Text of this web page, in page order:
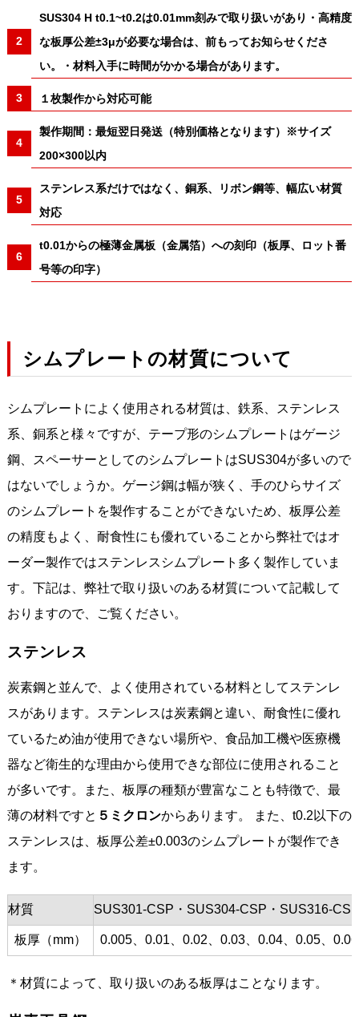
SUS304 H t0.1~t0.2は0.01mm刻みで取り扱いがあり・高精度
な板厚公差±3μが必要な場合は、前もってお知らせくださ
い。・材料入手に時間がかかる場合があります。
１枚製作から対応可能
製作期間：最短翌日発送（特別価格となります）※サイズ
200×300以内
ステンレス系だけではなく、銅系、リボン鋼等、幅広い材質
対応
t0.01からの極薄金属板（金属箔）への刻印（板厚、ロット番
号等の印字）
シムプレートの材質について
シムプレートによく使用される材質は、鉄系、ステンレス
系、銅系と様々ですが、テープ形のシムプレートはゲージ
鋼、スペーサーとしてのシムプレートはSUS304が多いので
はないでしょうか。ゲージ鋼は幅が狭く、手のひらサイズ
のシムプレートを製作することができないため、板厚公差
の精度もよく、耐食性にも優れていることから弊社ではオ
ーダー製作ではステンレスシムプレート多く製作していま
す。下記は、弊社で取り扱いのある材質について記載して
おりますので、ご覧ください。
ステンレス
炭素鋼と並んで、よく使用されている材料としてステンレ
スがあります。ステンレスは炭素鋼と違い、耐食性に優れ
ているため油が使用できない場所や、食品加工機や医療機
器など衛生的な理由から使用できな部位に使用されること
が多いです。また、板厚の種類が豊富なことも特徴で、最
薄の材料ですと ５ミクロンからあります。 また、t0.2以下の
ステンレスは、板厚公差±0.003のシムプレートが製作でき
ます。
材質 SUS301-CSP・SUS304-CSP・SUS316-
板厚（mm） 0.005、0.01、0.02、0.03、0.04、0.05、
＊材質によって、取り扱いのある板厚はことなります。